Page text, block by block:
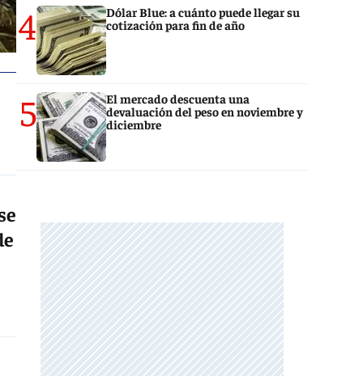
4
Dólar Blue: a cuánto puede llegar su
cotización para fin de año
5
El mercado descuenta una
devaluación del peso en noviembre y
diciembre